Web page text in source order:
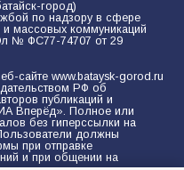
город)
по надзору в сфере
массовых коммуникаций
№ ФС77-74707 от 29
сайте www.bataysk-gorod.ru
РФ об
публикаций и
Вперёд». Полное или
без гиперссылки на
должны
при отправке
и при общении на